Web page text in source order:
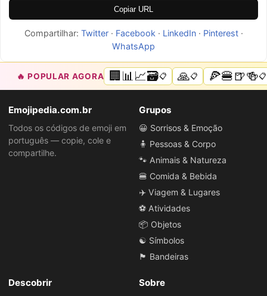
Copiar URL
Compartilhar: Twitter· Facebook · LinkedIn· Pinterest·
WhatsApp
🔥 POPULAR AGORA 🏢📊📈🗃️📋 🙏📋 🍕🍔🍺🍻📋
Emojipedia.com.br
Todos os códigos de emoji em
português — copie, cole e
compartilhe.
Grupos
😀 Sorrisos & Emoção
🧍 Pessoas & Corpo
🐾 Animais & Natureza
🍔 Comida & Bebida
✈️ Viagem & Lugares
⚽ Atividades
📦 Objetos
☯️ Símbolos
🏴 Bandeiras
Descobrir Sobre